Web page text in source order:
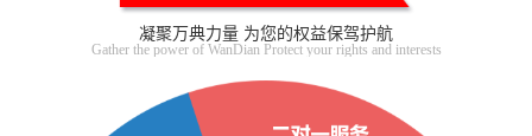
凝聚万典力量 为您的权益保驾护航
Gather the power of WanDian Protect your rights and interests